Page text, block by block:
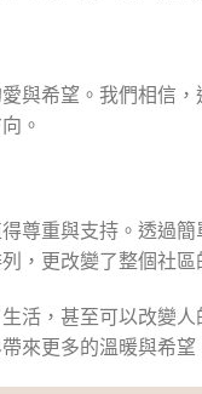
與希望。我們相信
。
尊重與支持。透過簡
，更改變了整個社區
活，甚至可以改變
來更多的溫暖與希望